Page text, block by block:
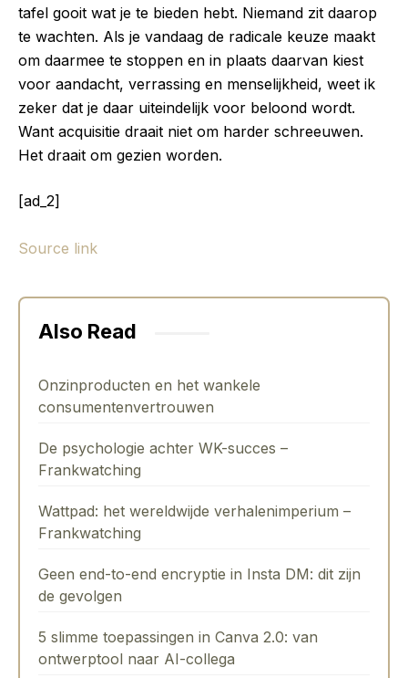
tafel gooit wat je te bieden hebt. Niemand zit daarop
te wachten. Als je vandaag de radicale keuze maakt
om daarmee te stoppen en in plaats daarvan kiest
voor aandacht, verrassing en menselijkheid, weet ik
zeker dat je daar uiteindelijk voor beloond wordt.
Want acquisitie draait niet om harder schreeuwen.
Het draait om gezien worden.
[ad_2]
Source link
Also Read
Onzinproducten en het wankele
consumentenvertrouwen
De psychologie achter WK-succes –
Frankwatching
Wattpad: het wereldwijde verhalenimperium –
Frankwatching
Geen end-to-end encryptie in Insta DM: dit zijn
de gevolgen
5 slimme toepassingen in Canva 2.0: van
ontwerptool naar AI-collega